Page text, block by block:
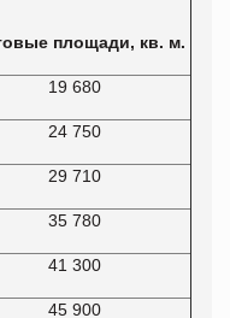
площади, кв. м.
19 680
24 750
29 710
35 780
41 300
45 900